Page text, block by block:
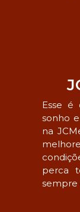
Esse é
sonho
na
perca
sempre